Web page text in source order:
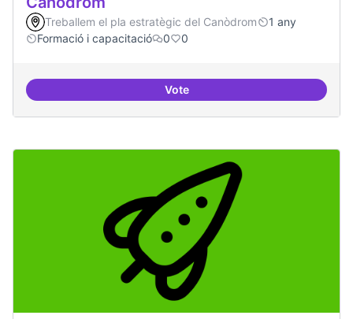
Treballem el pla estratègic del Canòdrom
1 any
Formació i capacitació
0 0
VoteConsolidar oferta antena